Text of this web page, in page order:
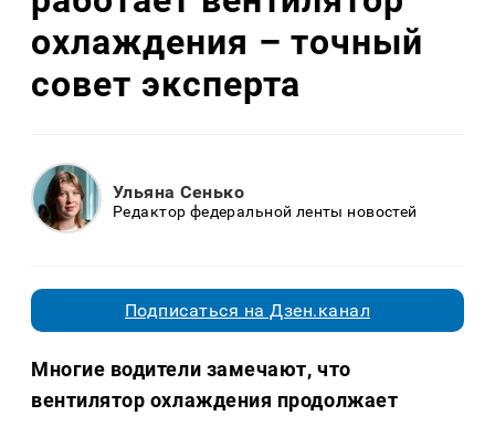
охлаждения – точный
совет эксперта
Ульяна Сенько
Редактор федеральной ленты новостей
Подписаться на Дзен.канал
Многие водители замечают, что
вентилятор охлаждения продолжает